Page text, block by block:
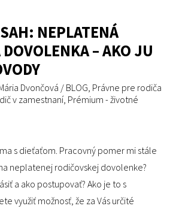
NEPLATENÁ
– AKO JU
Dvončová / BLOG, Právne pre rodiča
v zamestnaní, Prémium - životné
s dieťaťom. Pracovný pomer mi stále
neplatenej rodičovskej dovolenke?
a ako postupovať? Ako je to s
využiť možnosť, že za Vás určité